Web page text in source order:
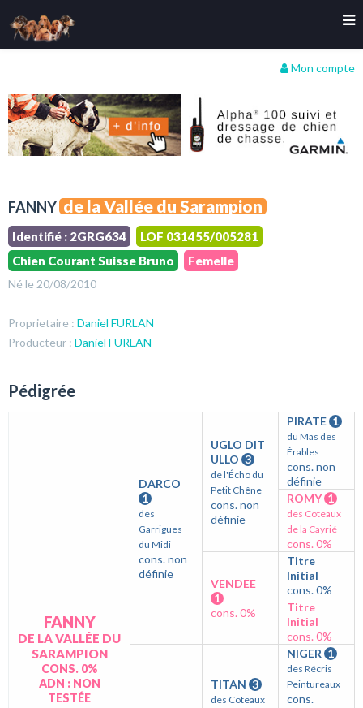
Mon compte
FANNY de la Vallée du Sarampion
Identifié : 2GRG634
LOF 031455/005281
Chien Courant Suisse Bruno
Femelle
Né le 20/08/2010
Proprietaire : Daniel FURLAN
Producteur : Daniel FURLAN
Pédigrée
FANNY
DE LA VALLÉE DU
SARAMPION
CONS. 0%
ADN : NON
TESTÉE
DARCO
1
des
Garrigues
du Midi
cons. non
définie
UGLO DIT
ULLO 3
de l'Écho du
Petit Chêne
cons. non
définie
PIRATE 1
du Mas des
Érables
cons. non
définie
ROMY 1
des Coteaux
de la Cayrié
cons. 0%
VENDEE
1
cons. 0%
Titre
Initial
cons. 0%
Titre
Initial
cons. 0%
TITAN 3
des Coteaux
NIGER 1
des Récris
Peintureaux
cons.